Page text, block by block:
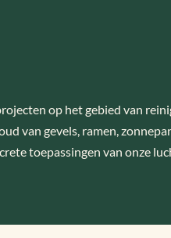
op het gebied van
van gevels, ramen,
toepassingen van onze